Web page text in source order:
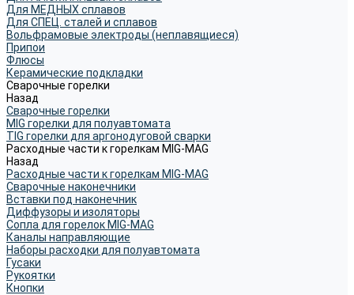
Для МЕДНЫХ сплавов
Для СПЕЦ. сталей и сплавов
Вольфрамовые электроды (неплавящиеся)
Припои
Флюсы
Керамические подкладки
Сварочные горелки
Назад
Сварочные горелки
MIG горелки для полуавтомата
TIG горелки для аргонодуговой сварки
Расходные части к горелкам MIG-MAG
Назад
Расходные части к горелкам MIG-MAG
Сварочные наконечники
Вставки под наконечник
Диффузоры и изоляторы
Сопла для горелок MIG-MAG
Каналы направляющие
Наборы расходки для полуавтомата
Гусаки
Рукоятки
Кнопки